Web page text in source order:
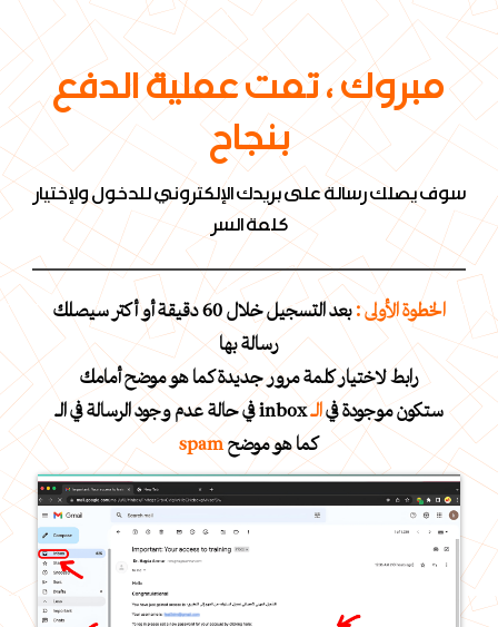
مبروك ، تمت عملية الدفع
بنجاح
سوف يصلك رسالة على بريدك الإلكتروني للدخول ولإختيار
كلمة السر
الخطوة الأولى :
بعد التسجيل خلال 60 دقيقة أو أكتر سيصلك
رسالة بها
رابط لاختيار كلمة مرور جديدة كما هو موضح أمامك
في حالة عدم وجود الرسالة في الـ inbox ستكون موجودة فيالـ
spamكما هو موضح